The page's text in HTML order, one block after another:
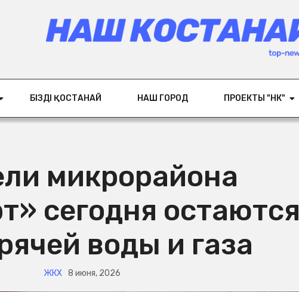
БІЗДІҢ ҚОСТАНАЙ НАШ ГОРОД ПРОЕКТЫ "НК"
микрорайона
сегодня остаются
воды и газа
ЖКХ 8 июня, 2026